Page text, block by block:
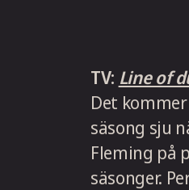
TV: Line of
Det
säsong sju
Fleming på
säsonger.